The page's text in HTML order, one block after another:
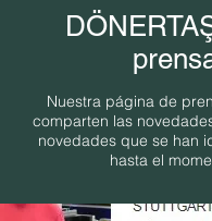
Nuestra página de
comparten las
novedades que se han
hasta el